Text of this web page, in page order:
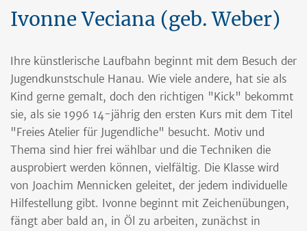
Ivonne Veciana (geb. Weber)
Ihre künstlerische Laufbahn beginnt mit dem Besuch der
Jugendkunstschule Hanau. Wie viele andere, hat sie als
Kind gerne gemalt, doch den richtigen "Kick" bekommt
sie, als sie 1996 14-jährig den ersten Kurs mit dem Titel
"Freies Atelier für Jugendliche" besucht. Motiv und
Thema sind hier frei wählbar und die Techniken die
ausprobiert werden können, vielfältig. Die Klasse wird
von Joachim Mennicken geleitet, der jedem individuelle
Hilfestellung gibt. Ivonne beginnt mit Zeichenübungen,
fängt aber bald an, in Öl zu arbeiten, zunächst in